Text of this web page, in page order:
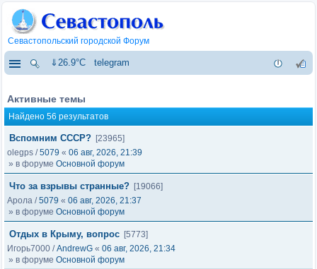
Севастопольский городской Форум
⇓26.9°C telegram
Активные темы
Найдено 56 результатов
Вспомним СССР? [23965]
olegps /5079 « 06 авг, 2026, 21:39
» в форуме Основной форум
Что за взрывы странные? [19066]
Арола /5079 « 06 авг, 2026, 21:37
» в форуме Основной форум
Отдых в Крыму, вопрос [5773]
Игорь7000 /AndrewG « 06 авг, 2026, 21:34
» в форуме Основной форум